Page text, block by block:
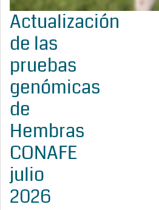
Actualización
de las
pruebas
genómicas
de
Hembras
CONAFE
julio
2026